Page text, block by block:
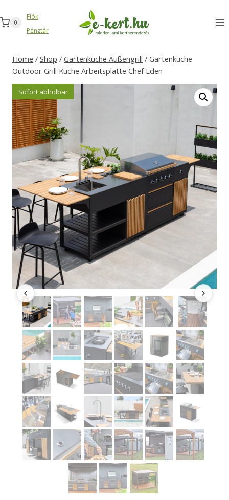
Inhalt
springen
0
Fiók
Pénztár
Home / Shop / Gartenküche Außengrill / Gartenküche
Outdoor Grill Küche Arbeitsplatte Chef Eden
Sofort abholbar